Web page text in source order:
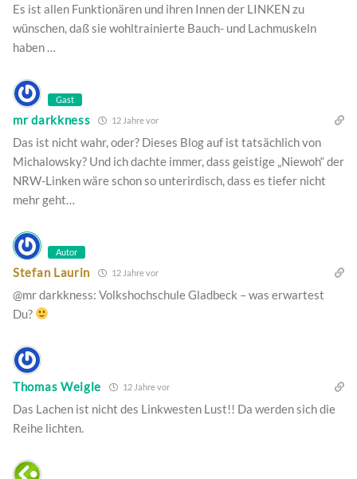
Es ist allen Funktionären und ihren Innen der LINKEN zu
wünschen, daß sie wohltrainierte Bauch- und Lachmuskeln
haben …
Gast
mr darkkness 12 Jahre vor
Das ist nicht wahr, oder? Dieses Blog auf ist tatsächlich von
Michalowsky? Und ich dachte immer, dass geistige „Niewoh“ der
NRW-Linken wäre schon so unterirdisch, dass es tiefer nicht
mehr geht…
Autor
Stefan Laurin 12 Jahre vor
@mr darkkness: Volkshochschule Gladbeck – was erwartest
Du?
Thomas Weigle 12 Jahre vor
Das Lachen ist nicht des Linkwesten Lust!! Da werden sich die
Reihe lichten.